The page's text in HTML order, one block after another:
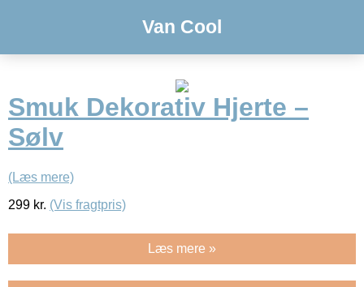
Van Cool
Smuk Dekorativ Hjerte –
Sølv
(Læs mere)
299 kr. (Vis fragtpris)
Læs mere »